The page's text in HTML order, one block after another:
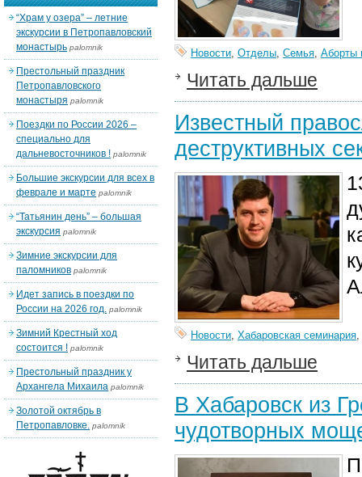
Новости, Отделы, Семья, Аборты
Читать дальше
Известный
деструктивных
Новости, Хабаровская семинария,
Читать дальше
В Хабаровск из
чудотворных
“Храм у озера” – летние
экскурсии в Петропавловский
монастырь palomnik
Престольный праздник
Петропавловского
монастыря palomnik
Поездки по России 2026 –
специально для
дальневосточников ! palomnik
Большие экскурсии для всех в
феврале и марте palomnik
“Татьянин день” – большая
экскурсия palomnik
Зимние экскурсии для
паломников palomnik
Идет запись в поездки по
России на 2026 год. palomnik
Зимний Крестный ход
состоится ! palomnik
Престольный праздник у
Архангела Михаила palomnik
Золотой октябрь в
Петропавловке. palomnik